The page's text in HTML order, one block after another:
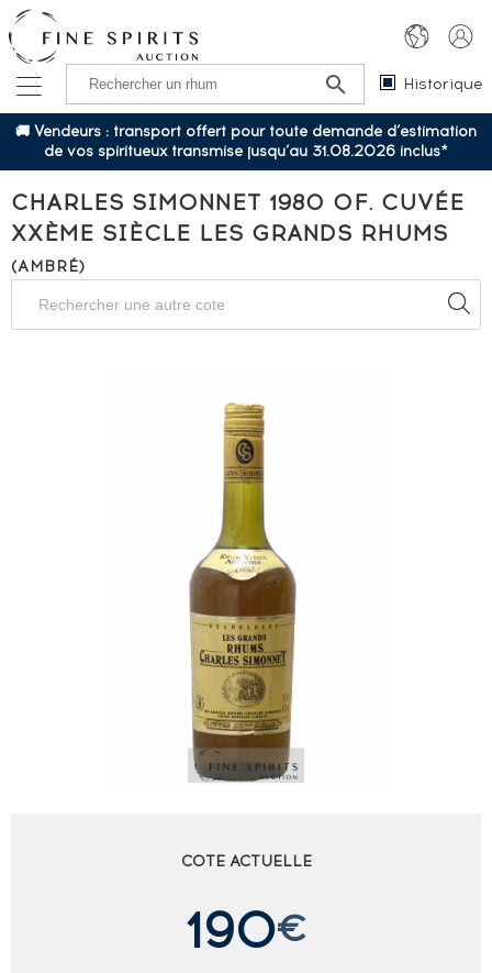
Historique
🚚 Vendeurs : transport offert pour toute demande d’estimation
de vos spiritueux transmise jusqu’au 31.08.2026 inclus*
CHARLES SIMONNET 1980 OF. CUVÉE
XXÈME SIÈCLE LES GRANDS RHUMS
(AMBRÉ)
COTE ACTUELLE
190€